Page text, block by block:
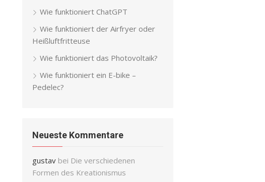
Wie funktioniert ChatGPT
Wie funktioniert der Airfryer oder
Heißluftfritteuse
Wie funktioniert das Photovoltaik?
Wie funktioniert ein E-bike –
Pedelec?
Neueste Kommentare
gustav bei Die verschiedenen
Formen des Kreationismus